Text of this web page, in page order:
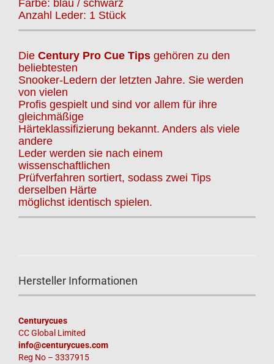
Farbe: blau / schwarz
Anzahl Leder: 1 Stück
Die Century Pro Cue Tips gehören zu den
beliebtesten
Snooker-Ledern der letzten Jahre. Sie werden
von vielen
Profis gespielt und sind vor allem für ihre
gleichmäßige
Härteklassifizierung bekannt. Anders als viele
andere
Leder werden sie nach einem
wissenschaftlichen
Prüfverfahren sortiert, sodass zwei Tips
derselben Härte
möglichst identisch spielen.
Hersteller Informationen
Centurycues
CC Global Limited
info@centurycues.com
Reg No – 3337915